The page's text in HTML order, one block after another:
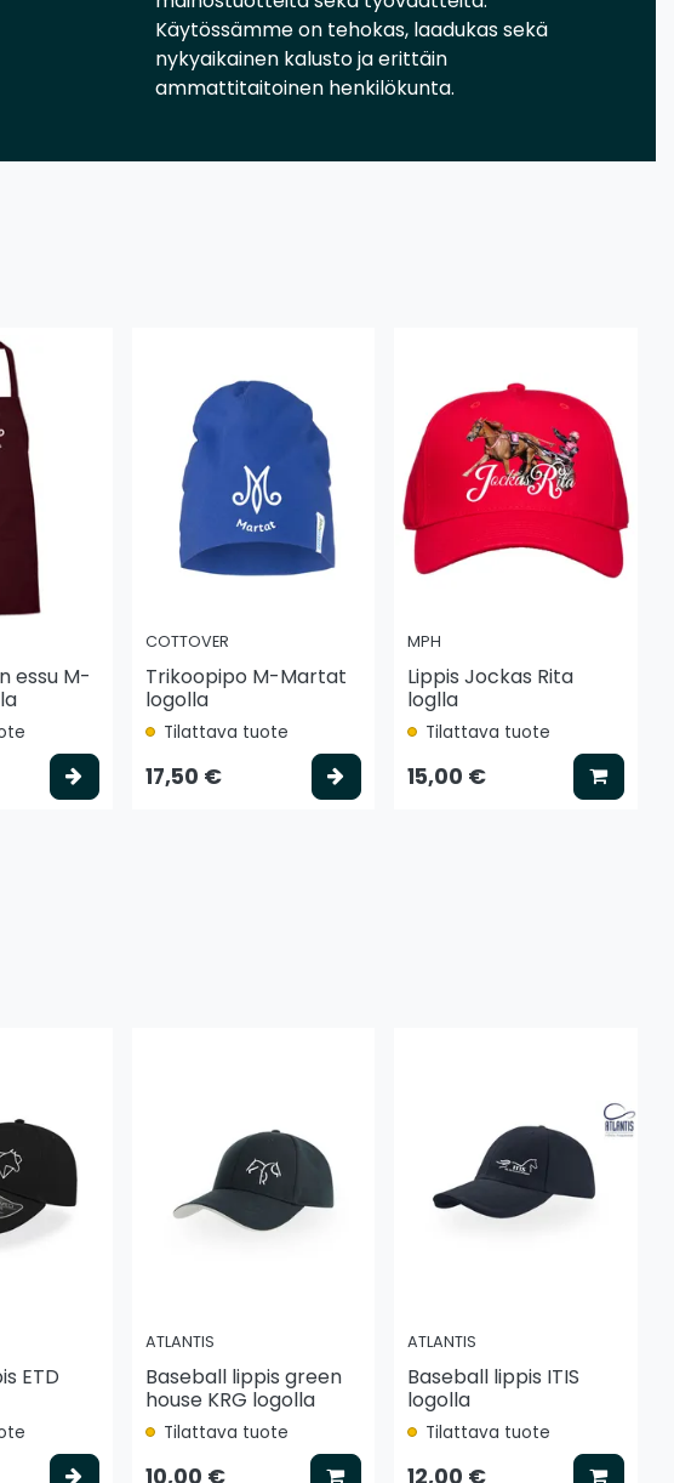
Käytössämme on tehokas, laadukas sekä
nykyaikainen kalusto ja erittäin
ammattitaitoinen henkilökunta.
essu M-
Valitse vaihtoehto
COTTOVER
Trikoopipo M-Martat
logolla
Tilattava tuote
17,50 € Valitse vaihtoehto
MPH
Lippis Jockas Rita
loglla
Tilattava tuote
15,00 € Lisää
ETD
Valitse vaihtoehto
ATLANTIS
Baseball lippis green
house KRG logolla
Tilattava tuote
10,00 € Lisää koriin
ATLANTIS
Baseball lippis ITIS
logolla
Tilattava tuote
12,00 € Lisää